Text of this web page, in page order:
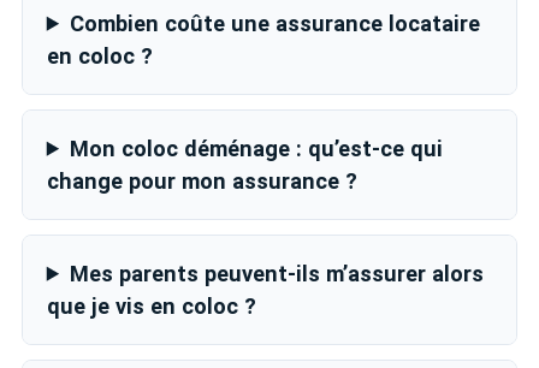
Combien coûte une assurance locataire
en coloc ?
Mon coloc déménage : qu’est-ce qui
change pour mon assurance ?
Mes parents peuvent-ils m’assurer alors
que je vis en coloc ?